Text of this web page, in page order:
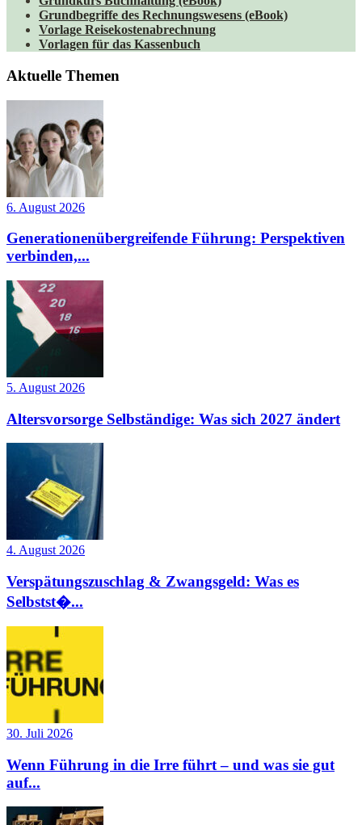
Grundbegriffe des Rechnungswesens (eBook)
Vorlage Reisekostenabrechnung
Vorlagen für das Kassenbuch
Aktuelle Themen
6. August 2026
Generationenübergreifende Führung: Perspektiven
verbinden,...
5. August 2026
Altersvorsorge Selbständige: Was sich 2027 ändert
4. August 2026
Verspätungszuschlag & Zwangsgeld: Was es
Selbstst�...
30. Juli 2026
Wenn Führung in die Irre führt – und was sie gut
auf...